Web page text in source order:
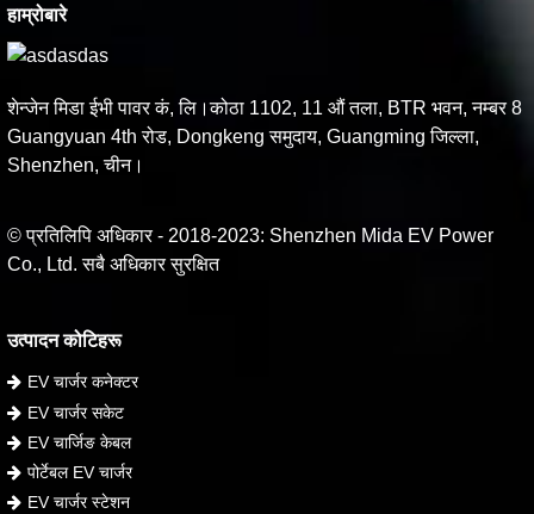
हाम्रोबारे
शेन्जेन मिडा ईभी पावर कं, लि।कोठा 1102, 11 औं तला, BTR भवन, नम्बर 8
Guangyuan 4th रोड, Dongkeng समुदाय, Guangming जिल्ला,
Shenzhen, चीन।
© प्रतिलिपि अधिकार - 2018-2023: Shenzhen Mida EV Power
Co., Ltd. सबै अधिकार सुरक्षित
उत्पादन कोटिहरू
EV चार्जर कनेक्टर
EV चार्जर सकेट
EV चार्जिङ केबल
पोर्टेबल EV चार्जर
EV चार्जर स्टेशन